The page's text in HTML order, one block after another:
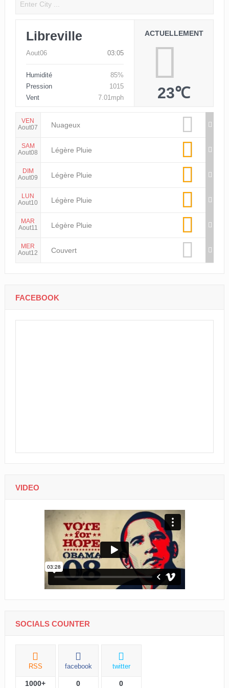
Libreville
Aout06 03:05
Humidité
85%
Pression
1015
Vent
7.01mph
ACTUELLEMENT
23℃
VEN
Aout07
Nuageux
SAM
Aout08
Légère Pluie
DIM
Aout09
Légère Pluie
LUN
Aout10
Légère Pluie
MAR
Aout11
Légère Pluie
MER
Aout12
Couvert
FACEBOOK
VIDEO
SOCIALS COUNTER
RSS
1000+
facebook
0
twitter
0